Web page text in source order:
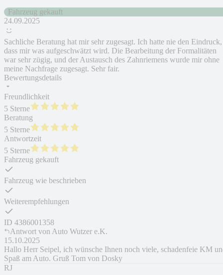
Fahrzeug gekauft
24.09.2025
Sachliche Beratung hat mir sehr zugesagt. Ich hatte nie den Eindruck,
dass mir was aufgeschwätzt wird. Die Bearbeitung der Formalitäten
war sehr zügig, und der Austausch des Zahnriemens wurde mir ohne
meine Nachfrage zugesagt. Sehr fair.
Bewertungsdetails
Freundlichkeit
5 Sterne
Beratung
5 Sterne
Antwortzeit
5 Sterne
Fahrzeug gekauft
Fahrzeug wie beschrieben
Weiterempfehlungen
ID 4386001358
Antwort von Auto Wutzer e.K.
15.10.2025
Hallo Herr Seipel, ich wünsche Ihnen noch viele, schadenfeie KM
Spaß am Auto. Gruß Tom von Dosky
RJ